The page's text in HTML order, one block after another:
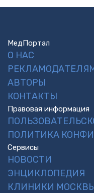
МедПортал
О НАС
АВТОРЫ
КОНТАКТЫ
Правовая информация
ПОЛИТИКА
Сервисы
НОВОСТИ
ЭНЦИКЛОПЕДИЯ
КЛИНИКИ